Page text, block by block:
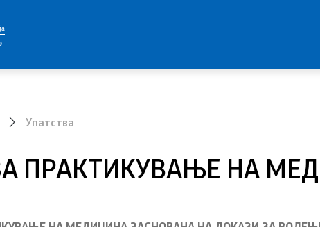
Овластувања за здравствени
Упатства
ПРАКТИКУВАЊЕ НА